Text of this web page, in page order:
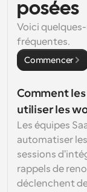
posées
Voici
fréquentes.
Commencer
Comment
utiliser les
Les équipes
automatiser
sessions
rappels de
déclenchent